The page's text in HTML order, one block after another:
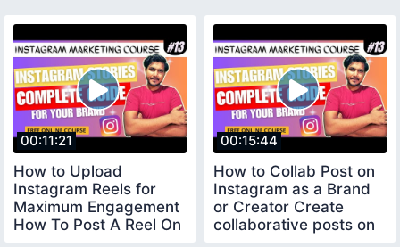
00:11:21
How to Upload
Instagram Reels for
Maximum Engagement
How To Post A Reel On
00:15:44
How to Collab Post on
Instagram as a Brand
or Creator Create
collaborative posts on